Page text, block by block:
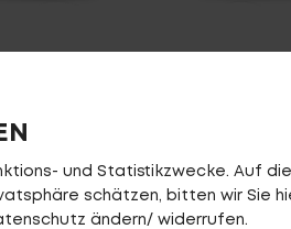
und Statistikzwecke. Auf
schätzen, bitten wir Sie
ändern/ widerrufen.